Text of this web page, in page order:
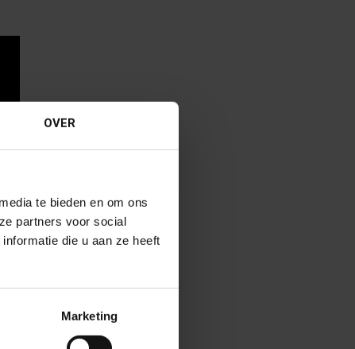
OVER
te bieden en om ons
partners voor social
die u aan ze heeft
Marketing